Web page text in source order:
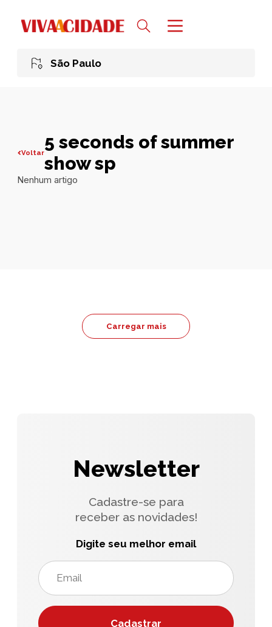
São Paulo
Voltar5 seconds of summer
show sp
Nenhum artigo
Carregar mais
Newsletter
Cadastre-se para
receber as novidades!
Digite seu melhor email